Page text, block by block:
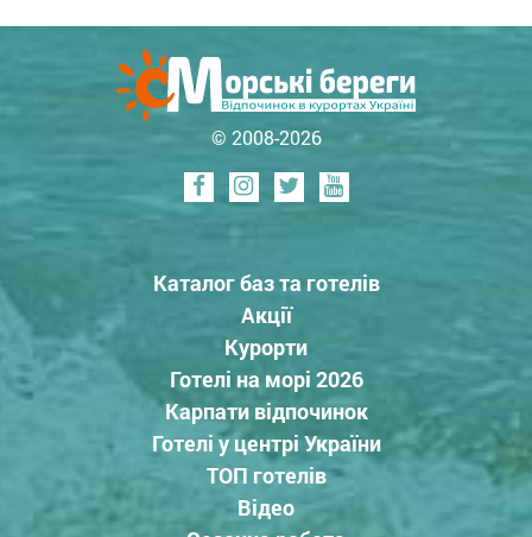
© 2008-2026
Каталог баз та готелів
Акції
Курорти
Готелі на морі 2026
Карпати відпочинок
Готелі у центрі України
ТОП готелів
Відео